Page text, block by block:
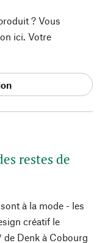
restes de
à la mode - les
créatif le
de Denk à Cobourg
? Vous
ici. Votre